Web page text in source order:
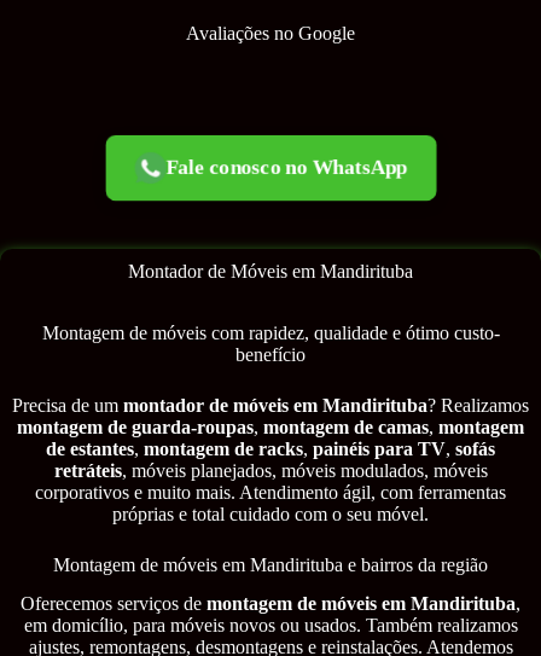
Avaliações no Google
Fale conosco no WhatsApp
Montador de Móveis em Mandirituba
Montagem de móveis com rapidez, qualidade e ótimo custo-
benefício
Precisa de um montador de móveis em Mandirituba? Realizamos
montagem de guarda-roupas, montagem de camas, montagem
de estantes, montagem de racks, painéis para TV, sofás
retráteis, móveis planejados, móveis modulados, móveis
corporativos e muito mais. Atendimento ágil, com ferramentas
próprias e total cuidado com o seu móvel.
Montagem de móveis em Mandirituba e bairros da região
Oferecemos serviços de montagem de móveis em Mandirituba,
em domicílio, para móveis novos ou usados. Também realizamos
ajustes, remontagens, desmontagens e reinstalações. Atendemos